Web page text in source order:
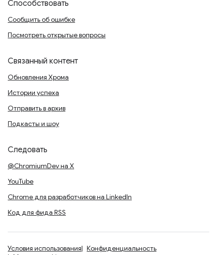
Способствовать
Сообщить об ошибке
Посмотреть открытые вопросы
Связанный контент
Обновления Хрома
Истории успеха
Отправить в архив
Подкасты и шоу
Следовать
@ChromiumDev на X
YouTube
Chrome для разработчиков на LinkedIn
Код для фида RSS
Условия использования
Конфиденциальность